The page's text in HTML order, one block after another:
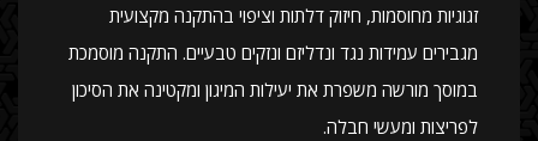
זגוגיות מחוסמות, חיזוק דלתות וציפוי בהתקנה מקצועית
מגבירים עמידות נגד ונדליזם ונזקים טבעיים. התקנה מוסמכת
במוסך מורשה משפרת את יעילות המיגון ומקטינה את הסיכון
לפריצות ומעשי חבלה.